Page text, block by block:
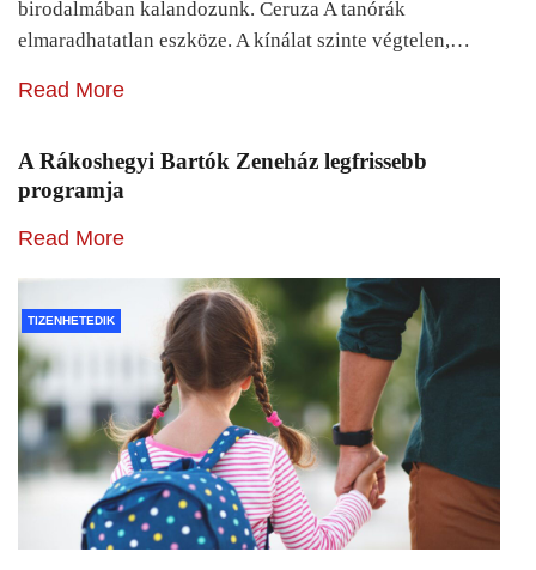
birodalmában kalandozunk. Ceruza A tanórák
elmaradhatatlan eszköze. A kínálat szinte végtelen,…
Read More
A Rákoshegyi Bartók Zeneház legfrissebb
programja
Read More
TIZENHETEDIK